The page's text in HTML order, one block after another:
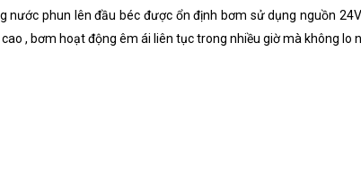
phun lên đầu béc được ổn định bơm sử dụng nguồn
, bơm hoạt động êm ái liên tục trong nhiều giờ mà không lo